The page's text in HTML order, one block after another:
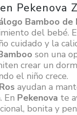
Pekenova
Bamboo de
del bebé.
cuidado y la
son una
crear un
el niño crece.
ayudan a
En Pekenova te
bonita y